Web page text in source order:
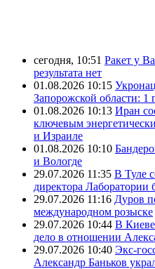
сегодня, 10:51 Ракет у
результата нет
01.08.2026 10:15
Запорожской области: 1
01.08.2026 10:13 Иран
ключевым
и Израиле
01.08.2026 10:10
и Вологде
29.07.2026 11:35 В Туле
директора Лаборатории
29.07.2026 11:16 Дуров
международном розыске
29.07.2026 10:44 В Киеве
дело в отношении
29.07.2026 10:40 Экс-
Александр Баньков